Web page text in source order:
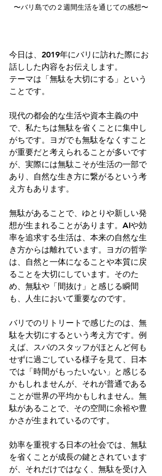
〜バリ島での２週間生活を通じての感想〜
今日は、2019年にバリに訪れた際にお
話しした内容をお伝えします。
テーマは「無駄を大切にする」という
ことです。
現代の都会的な生活や資本主義の中
で、私たちは無駄を省くことに集中し
がちです。ヨガでも無駄をなくすこと
が重要だと考えられることが多いです
が、実際には無駄こそが生活の一部で
あり、自然な生き方に繋がるという考
え方もあります。
無駄があることで、ゆとりや新しい発
想が生まれることがあります。AIや効
率を追求する生活は、本来の自然な生
き方からは離れています。ヨガの哲学
は、自然と一体になることや本質に戻
ることを大切にしています。そのた
め、無駄や「間抜け」と感じる瞬間
も、人生において重要なのです。
バリでのリトリートで感じたのは、無
駄を大切にするという考え方です。例
えば、スパのスタッフがほとんど何も
せずに過ごしている様子を見て、日本
では「時間がもったいない」と感じる
かもしれませんが、それが普通である
ことが世界の平均かもしれません。無
駄があることで、その空間に余裕や豊
かさが生まれているのです。
効率を重視する日本の社会では、無駄
を省くことが成長の鍵とされています
が、それだけではなく、無駄を受け入